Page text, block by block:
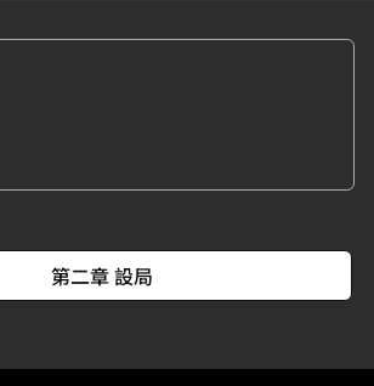
第二章 設局